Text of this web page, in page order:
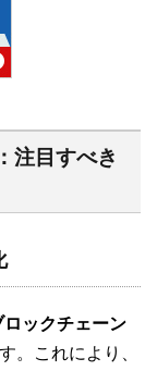
注目すべき
ロックチェーン
。これにより、